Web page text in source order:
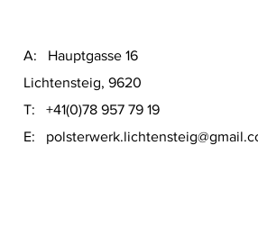
Schnellansicht
A: Hauptgasse 16
Lichtensteig, 9620
T: +41(0)78 957 79 19
​E: